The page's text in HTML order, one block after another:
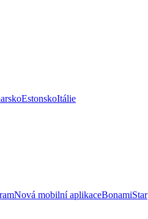
EstonskoItálie
Nová mobilní aplikaceBonamiStar